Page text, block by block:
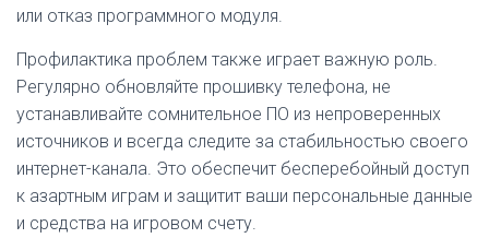
или отказ программного модуля.
Профилактика проблем также играет важную роль.
Регулярно обновляйте прошивку телефона, не
устанавливайте сомнительное ПО из непроверенных
источников и всегда следите за стабильностью своего
интернет-канала. Это обеспечит бесперебойный доступ
к азартным играм и защитит ваши персональные данные
и средства на игровом счету.